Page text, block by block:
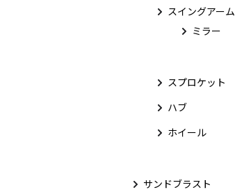
スイングアーム
ミラー
スプロケット
ハブ
ホイール
サンドブラスト